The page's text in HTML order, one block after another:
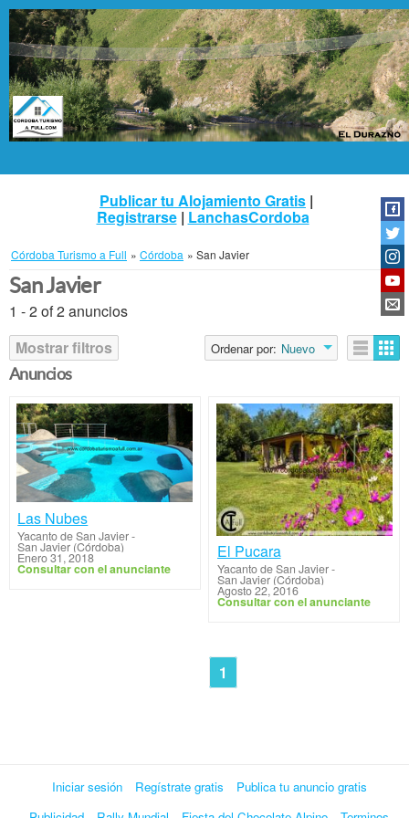
Publicar tu Alojamiento Gratis |
Registrarse| LanchasCordoba
Córdoba Turismo a Full » Córdoba » San Javier
San Javier
1 - 2 of 2 anuncios
Mostrar filtros
Ordenar por: Nuevo
Anuncios
Las Nubes
Yacanto de San Javier-
San Javier (Córdoba)
Enero 31, 2018
Consultar con el anunciante
El Pucara
Yacanto de San Javier-
San Javier (Córdoba)
Agosto 22, 2016
Consultar con el anunciante
1
Iniciar sesión Regístrate gratis
Publica tu anuncio gratis